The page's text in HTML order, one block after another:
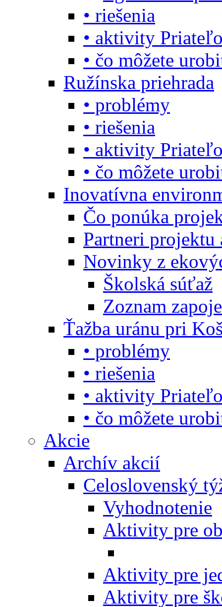
• riešenia
• aktivity
• čo môžete
Ružínska priehrada
• problémy
• riešenia
• aktivity
• čo môžete
Inovatívna
Čo ponúka
Partneri projektu
Novinky z
Školská súťaž
Zoznam
Ťažba uránu pri
• problémy
• riešenia
• aktivity
• čo môžete
Akcie
Archív akcií
Celoslovenský
Vyhodnotenie
Aktivity pre
Aktivity pre
Aktivity pre